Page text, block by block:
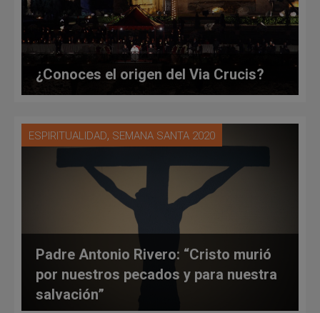
¿Conoces el origen del Via Crucis?
ESPIRITUALIDAD, SEMANA SANTA 2020
Padre Antonio Rivero: “Cristo murió
por nuestros pecados y para nuestra
salvación”